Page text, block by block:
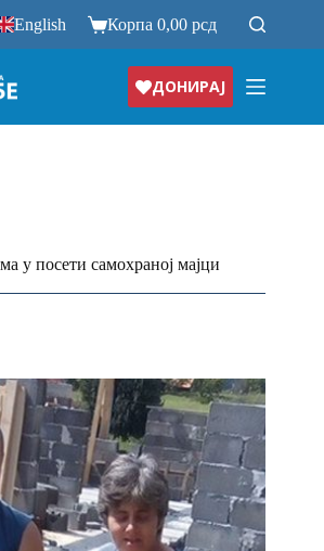
English Корпа0,00рсд
ДОНИРАЈ
у посети самохраној мајци